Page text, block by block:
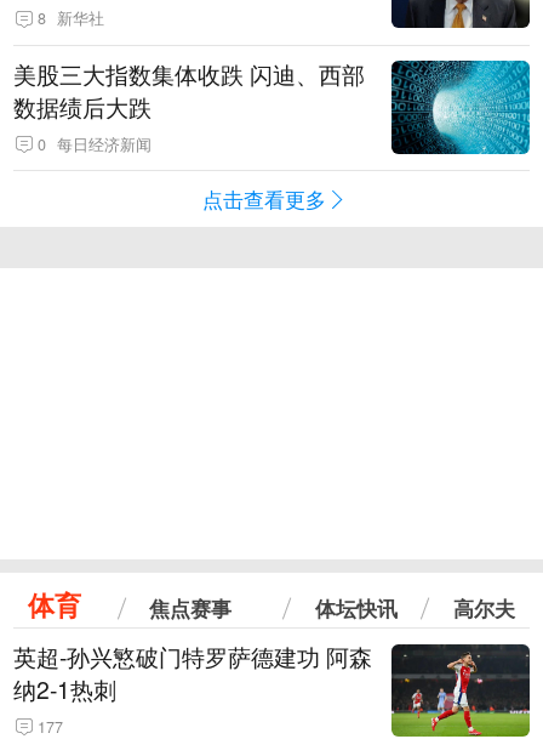
8 新华社
美股三大指数集体收跌 闪迪、西部
数据绩后大跌
0 每日经济新闻
点击查看更多
体育 焦点赛事 体坛快讯 高尔夫
英超-孙兴慜破门特罗萨德建功 阿森
纳2-1热刺
177